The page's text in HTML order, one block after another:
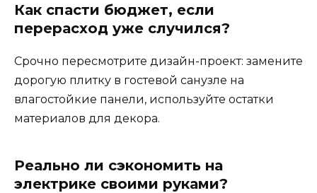
Как спасти бюджет, если
перерасход уже случился?
Срочно пересмотрите дизайн-проект: замените
дорогую плитку в гостевой санузле на
влагостойкие панели, используйте остатки
материалов для декора.
Реально ли сэкономить на
электрике своими руками?